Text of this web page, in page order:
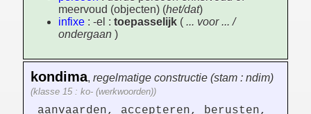
meervoud (objecten) (het/dat)
infixe : -el : toepasselijk ( ... voor ... /
ondergaan )
kondima, regelmatige constructie (stam : ndim)
(klasse 15 : ko- (werkwoorden))
aanvaarden, accepteren, berusten,